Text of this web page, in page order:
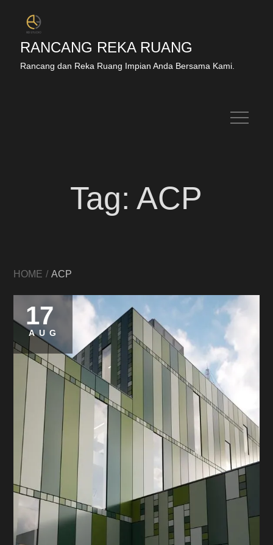
RANCANG REKA RUANG
Rancang dan Reka Ruang Impian Anda Bersama Kami.
Tag:ACP
HOME ACP
17
AUG